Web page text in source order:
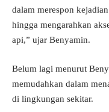
dalam merespon
hingga mengarahkan
api,” ujar Benyamin.
Belum lagi menurut
memudahkan dalam
di lingkungan sekitar.